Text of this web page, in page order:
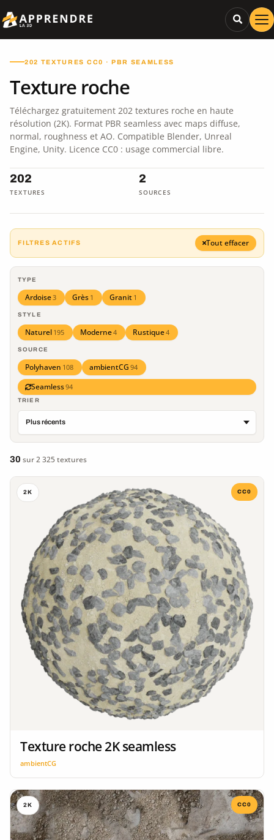
202 TEXTURES CC0 · PBR SEAMLESS
Texture roche
Téléchargez gratuitement 202 textures roche en haute
résolution (2K). Format PBR seamless avec maps diffuse,
normal, roughness et AO. Compatible Blender, Unreal
Engine, Unity. Licence CC0 : usage commercial libre.
202
TEXTURES
2
SOURCES
FILTRES ACTIFS Tout effacer
TYPE
Ardoise 3 Grès 1 Granit 1
STYLE
Naturel 195 Moderne4 Rustique4
SOURCE
Polyhaven 108 ambientCG 94
Seamless94
TRIER
30 sur 2 325 textures
2K CC0
Texture roche 2K seamless
ambientCG
2K CC0